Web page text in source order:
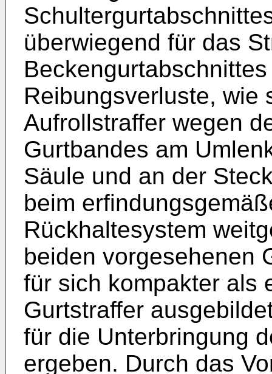
überwiegend für das
Reibungsverluste, wie
Aufrollstraffer wegen
Gurtbandes am
Säule und an der
beim
Rückhaltesystem
beiden vorgesehenen
für sich kompakter als
Gurtstraffer
für die Unterbringung
ergeben. Durch das